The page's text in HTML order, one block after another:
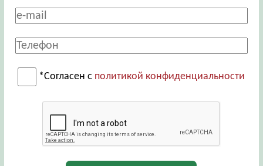
*Согласен с политикой конфиденциальности